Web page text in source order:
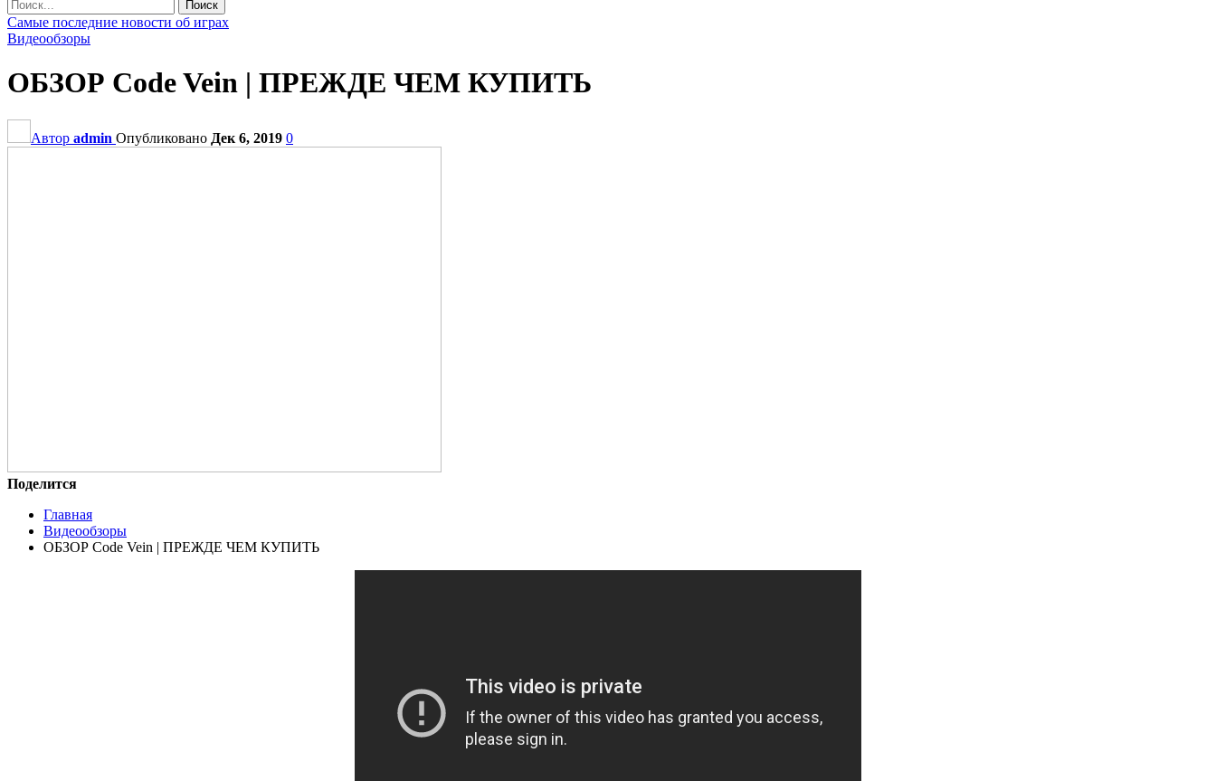
Самые последние новости об играх
Видеообзоры
ОБЗОР Code Vein | ПРЕЖДЕ ЧЕМ КУПИТЬ
Автор admin Опубликовано Дек 6, 2019 0
Поделится
Главная
Видеообзоры
ОБЗОР Code Vein | ПРЕЖДЕ ЧЕМ КУПИТЬ